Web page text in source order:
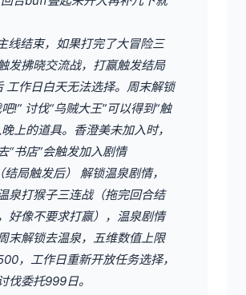
线结束，如果打完了大冒险三
发拂晓交流战，打赢触发结局
工作日白天无法选择。周末解锁
!” 讨伐“乌贼大王”可以得到“触
上的道具。香澄美未加入时，
“书店”会触发加入剧情
结局触发后） 解锁温泉剧情，
泉打猴子三连战（拖完回合结
好像不要求打赢），温泉剧情
末解锁去温泉，五维数值上限
，工作日重新开放任务选择，
伐委托999日。